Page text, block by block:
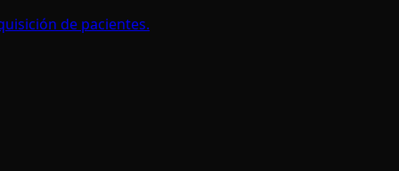
de pacientes.